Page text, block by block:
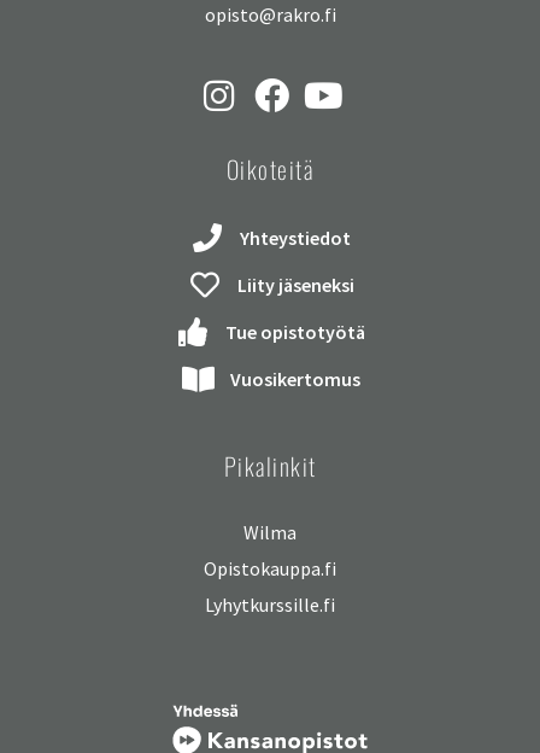
opisto@rakro.fi
Oikoteitä
Yhteystiedot
Liity jäseneksi
Tue opistotyötä
Vuosikertomus
Pikalinkit
Wilma
Opistokauppa.fi
Lyhytkurssille.fi